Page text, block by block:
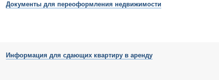
Документы для переоформления недвижимости
Информация для сдающих квартиру в аренду